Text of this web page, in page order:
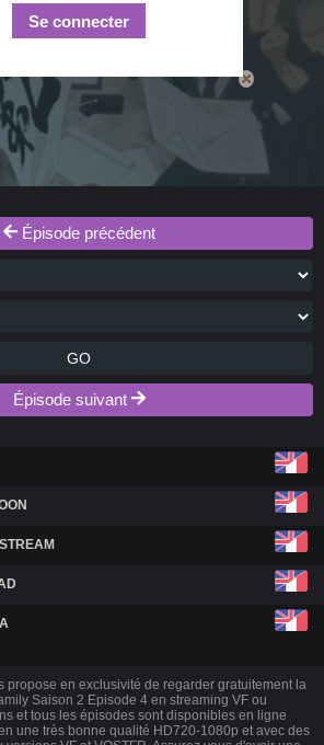
Se connecter
Épisode précédent
GO
Épisode suivant
propose en exclusivité de regarder gratuitement la
Saison 2 Episode 4 en streaming VF ou
et tous les épisodes sont disponibles en ligne
une très bonne qualité HD720-1080p et avec des